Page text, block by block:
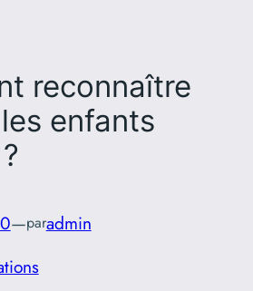
reconnaître
enfants
—paradmin